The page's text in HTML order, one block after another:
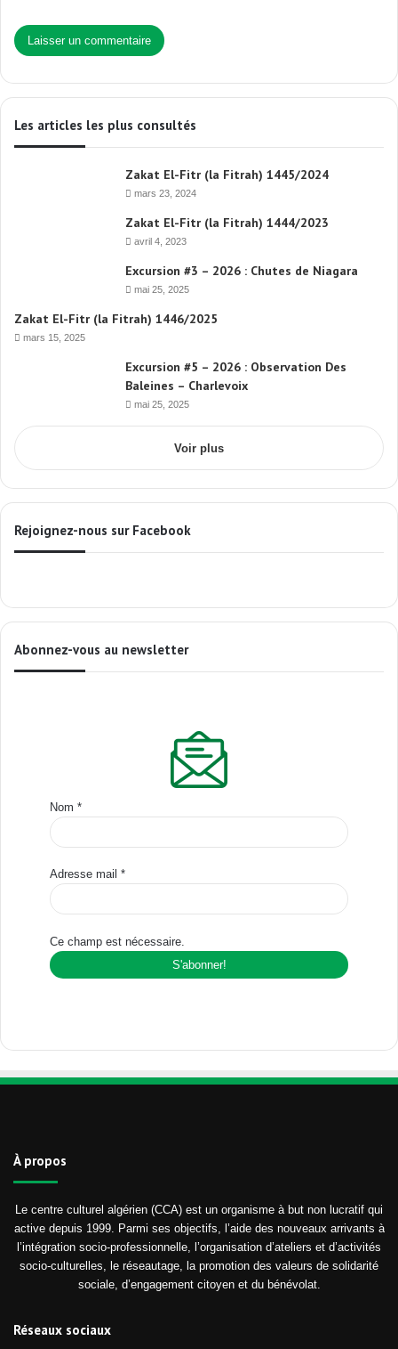
Les articles les plus consultés
Zakat El-Fitr (la Fitrah) 1445/2024
mars 23, 2024
Zakat El-Fitr (la Fitrah) 1444/2023
avril 4, 2023
Excursion #3 – 2026 : Chutes de Niagara
mai 25, 2025
Zakat El-Fitr (la Fitrah) 1446/2025
mars 15, 2025
Excursion #5 – 2026 : Observation Des
Baleines – Charlevoix
mai 25, 2025
Voir plus
Rejoignez-nous sur Facebook
Abonnez-vous au newsletter
Nom *
Adresse mail *
Ce champ est nécessaire.
À propos
Le centre culturel algérien (CCA) est un organisme à but non lucratif qui
active depuis 1999. Parmi ses objectifs, l’aide des nouveaux arrivants à
l’intégration socio-professionnelle, l’organisation d’ateliers et d’activités
socio-culturelles, le réseautage, la promotion des valeurs de solidarité
sociale, d’engagement citoyen et du bénévolat.
Réseaux sociaux